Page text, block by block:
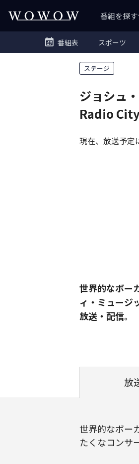
番組を探す
番組表 スポーツ
ステージ
ジョシュ
Radio
現在、放送予定
世界的なボー
ィ・ミュージ
放送・配信。
放
世界的なボー
たくなコンサ